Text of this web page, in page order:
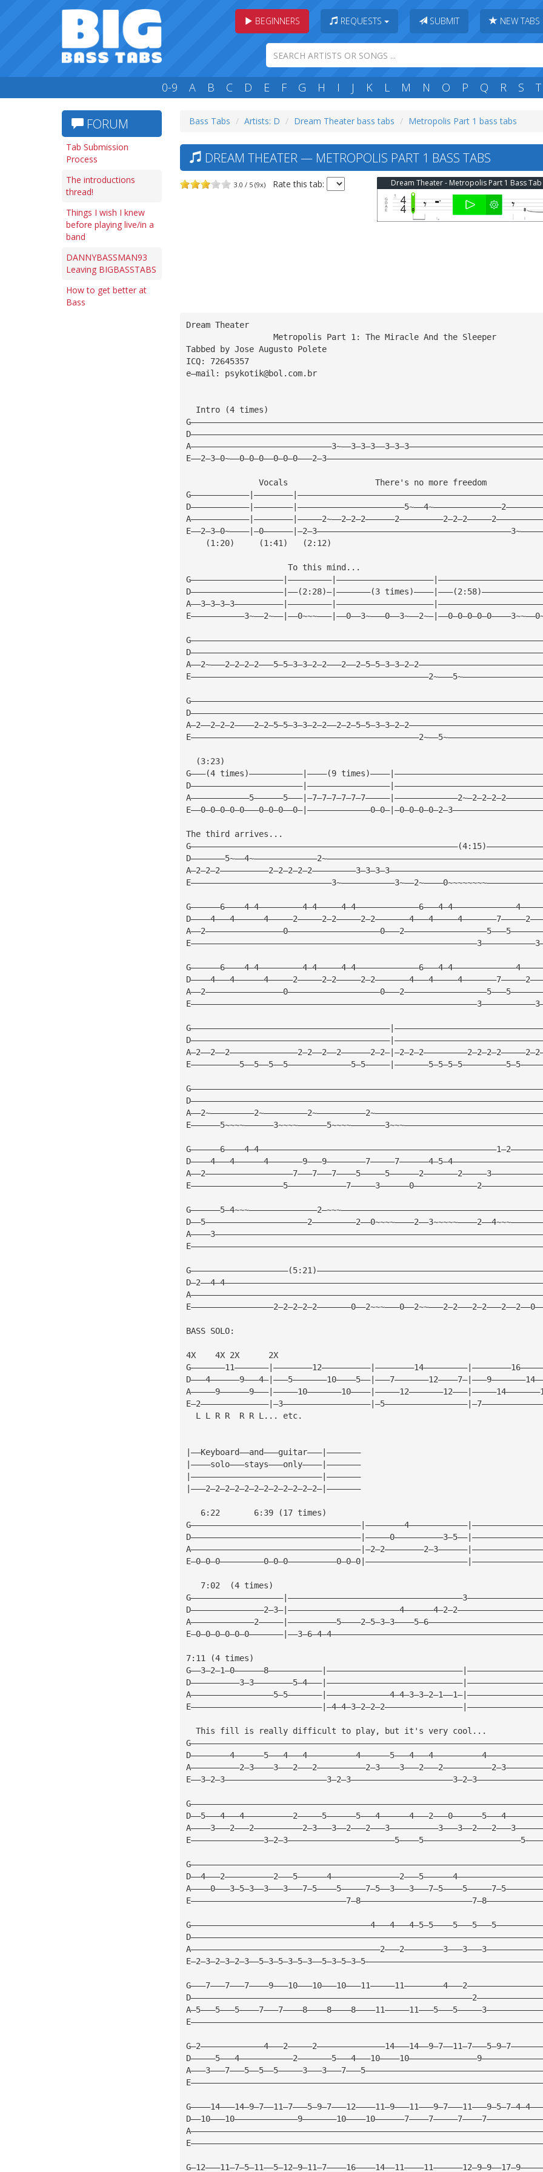
BEGINNERS REQUESTS SUBMIT NEW TABS
0-9 A B C D E F G H I J K L M N O P Q R S T
FORUM
Tab Submission
Process
The introductions
thread!
Things I wish I knew
before playing live/in a
band
DANNYBASSMAN93
Leaving BIGBASSTABS
How to get better at
Bass
Bass Tabs Artists: D Dream Theater bass tabs Metropolis Part 1 bass tabs
DREAM THEATER — METROPOLIS PART 1 BASS TABS
3.0 / 5 (9x) Rate this tab: Dream Theater - Metropolis Part 1 Bass Tab
Dream Theater
                  Metropolis Part 1: The Miracle And the Sleeper
Tabbed by Jose Augusto Polete
ICQ: 72645357
e—mail: psykotik@bol.com.br
  Intro (4 times)
               Vocals                  There's no more freedom
    (1:20)     (1:41)   (2:12)
                     To this mind...
D———————————————————|——(2:28)—|———————(3
  (3:23)
G———(4 times)———————————|————(9
The third arrives...
BASS SOLO:
4X    4X 2X      2X
  L L R R  R R L... etc.
|——Keyboard——and———guitar———|———————
|————solo———stays———only————|———————
|———————————————————————————|———————
|———2—2—2—2—2—2—2—2—2—2—2—2—|———————
   6:22       6:39 (17 times)
   7:02  (4 times)
7:11 (4 times)
  This fill is really difficult to play, but it's very cool...